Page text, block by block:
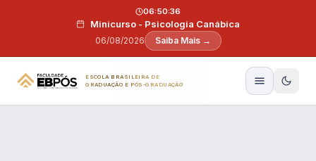
Minicurso - Psicologia Canábica
06/08/2026
06:50:35
Saiba Mais →
ESCOLA BRASILEIRA DE
GRADUAÇÃO E PÓS-GRADUAÇÃO